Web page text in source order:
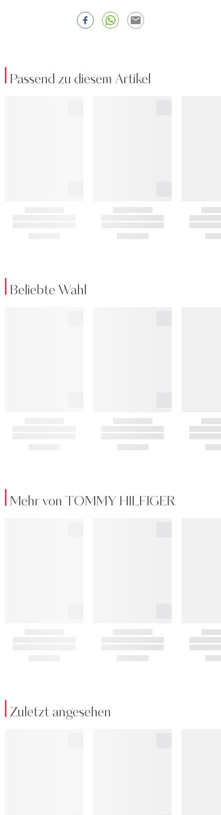
Passend zu diesem Artikel
Beliebte Wahl
Mehr von TOMMY HILFIGER
Zuletzt angesehen